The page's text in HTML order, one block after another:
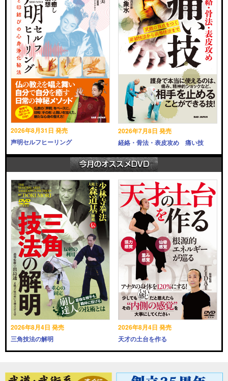
2026年8月31日 発売
声明セルフヒーリング
2026年7月8日 発売
経絡・骨法・表皮攻め 痛い技
2026年8月4日 発売
三角技法の解明
2026年8月4日 発売
天才の土台を作る